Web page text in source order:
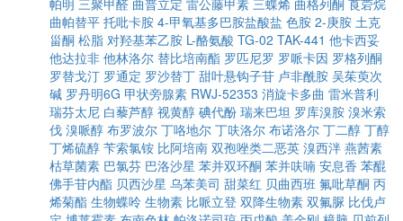
帕明 三聚甲醛 曲普立定 雷公藤甲素 三蝶烯 曲格列酮 莨菪烷
曲帕替平 托吡卡胺 4-甲氧基多巴胺盐酸盐 色胺 2-庚胺 土克
甾酮 松脂 对羟基苯乙胺 L-酪氨酸 TG-02 TAK-441 他卡西妥
他达拉非 他林洛尔 替比培南酯 罗匹尼罗 罗哌卡因 罗格列酮
罗替戈汀 罗通定 罗沙替丁 甜叶悬钩子苷 卢非酰胺 吴茱萸次
碱 罗丹明6G 甲状旁腺素 RWJ-52353 消旋卡多曲 雷米普利
瑞芬太尼 白藜芦醇 视黄醇 碘代酚 瑞来巴坦 罗库溴胺 溴米索
伐 溴哌醇 布罗波尔 丁咯地尔 丁呋洛尔 布诺洛尔 丁二醇 丁醇
丁烯硫醇 苄索氯铵 比阿培南 双孢唑类二恶英 溴西泮 燕茜素
枯草菌素 巴氯芬 巴洛沙星 苯并双环酮 苯并呋喃 安息香 苯醌
佛手苷内酯 贝西沙星 乌苯美司 甜菜红 贝曲西班 氟吡草酮 丙
烯菊酯 生物蝶呤 生物素 比哌立登 双降生物素 双氟脲 比伐卢